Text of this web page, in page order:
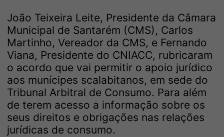
João Teixeira Leite, Presidente da Câmara
Municipal de Santarém (CMS), Carlos
Martinho, Vereador da CMS, e Fernando
Viana, Presidente do CNIACC, rubricaram
o acordo que vai permitir o apoio jurídico
aos munícipes scalabitanos, em sede do
Tribunal Arbitral de Consumo. Para além
de terem acesso a informação sobre os
seus direitos e obrigações nas relações
jurídicas de consumo.